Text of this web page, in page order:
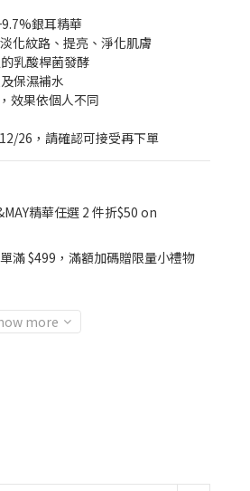
銀耳精華
化紋路、提亮、淨化肌膚
乳酸桿菌發酵
保濕補水
效果依個人不同
26，請確認可接受再下單
精華任選 2 件折$50 on
滿 $499，滿額加碼贈限量小禮物
more